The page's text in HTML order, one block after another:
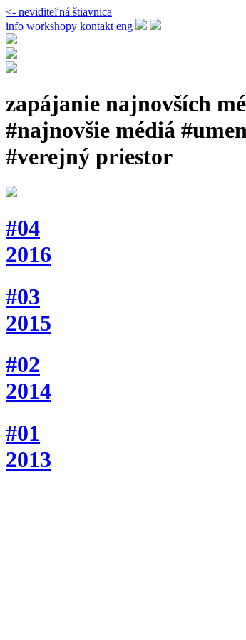
<- neviditeľná štiavnica
info workshopy kontakt eng
zapájanie najnovších
#najnovšie médiá
#verejný priestor
#04
2016
#03
2015
#02
2014
#01
2013